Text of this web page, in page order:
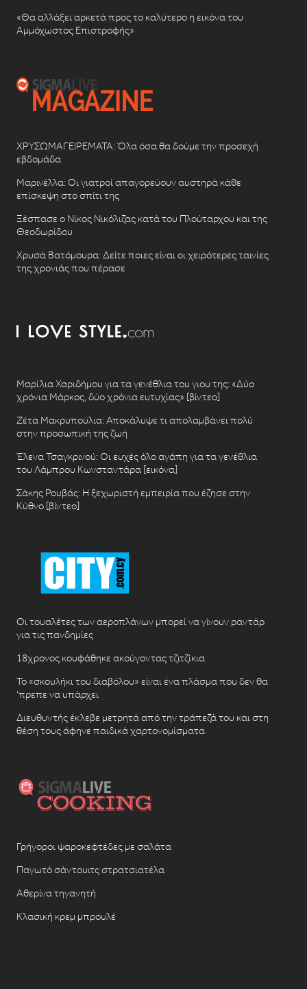
«Θα αλλάξει αρκετά προς το καλύτερο η εικόνα του
Αμμόχωστος Επιστροφής»
ΧΡΥΣΩΜΑΓΕΙΡΕΜΑΤΑ: Όλα όσα θα δούμε την προσεχή
εβδομάδα
Μαρινέλλα: Οι γιατροί απαγορεύουν αυστηρά κάθε
επίσκεψη στο σπίτι της
Ξέσπασε ο Νίκος Νικόλιζας κατά του Πλούταρχου και της
Θεοδωρίδου
Χρυσά Βατόμουρα: Δείτε ποιες είναι οι χειρότερες ταινίες
της χρονιάς που πέρασε
Μαρίλια Χαριδήμου για τα γενέθλια του γιου της: «Δύο
χρόνια Μάρκος, δύο χρόνια ευτυχίας» [βίντεο]
Ζέτα Μακρυπούλια: Αποκάλυψε τι απολαμβάνει πολύ
στην προσωπική της ζωή
Έλενα Τσαγκρινού: Οι ευχές όλο αγάπη για τα γενέθλια
του Λάμπρου Κωνσταντάρα [εικόνα]
Σάκης Ρουβάς: Η ξεχωριστή εμπειρία που έζησε στην
Κύθνο [βίντεο]
Οι τουαλέτες των αεροπλάνων μπορεί να γίνουν ραντάρ
για τις πανδημίες
18χρονος κουφάθηκε ακούγοντας τζιτζίκια
Το «σκουλήκι του διαβόλου» είναι ένα πλάσμα που δεν θα
‘πρεπε να υπάρχει
Διευθυντής έκλεβε μετρητά από την τράπεζά του και στη
θέση τους άφηνε παιδικά χαρτονομίσματα
Γρήγοροι ψαροκεφτέδες με σαλάτα
Παγωτό σάντουιτς στρατσιατέλα
Αθερίνα τηγανητή
Κλασική κρεμ μπρουλέ